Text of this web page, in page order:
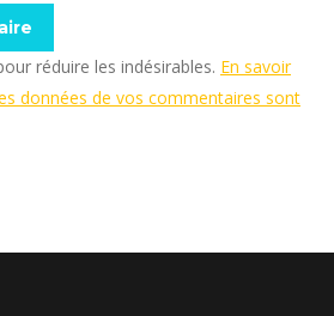
réduire les indésirables. En savoir
données de vos commentaires sont